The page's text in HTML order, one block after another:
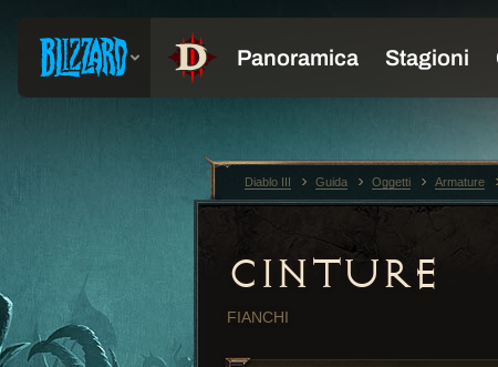
CINTURE
FIANCHI
Diablo III Guida Oggetti Armature